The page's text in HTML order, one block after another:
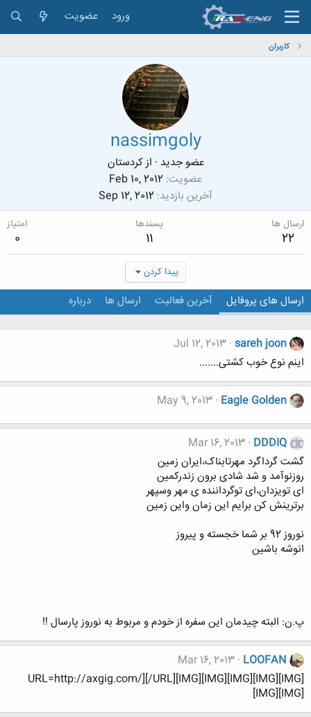
ورود عضویت
کاربران
nassimgoly
عضو جدید · ازكردستان
عضویت Feb 10, 2012
آخرین بازدید Sep 12, 2012
ارسال ها
22
پسندها
11
امتیاز
0
پیدا کردن
ارسال های پروفایل آخرین فعالیت ارسال ها درباره
sareh joon
Jul 12, 2013
اینم نوع خوب کشتی.......
Eagle Golden
May 9, 2013
DDDIQ
Mar 16, 2013
گشت گرداگرد مهرتابناک،ایران زمین
روزنوآمد و شد شادی برون زندرکمین
ای تویزدان،ای توگرداننده ی مهر وسپهر
برترینش کن برایم این زمان واین زمین
نوروز 92 بر شما خجسته و پیروز
انوشه باشین
پ.ن: البته چیدمان این سفره از خودم و مربوط به نوروز پارسال !!
LOOFAN
Mar 16, 2013
URL=http://axgig.com/][/URL][IMG][IMG][IMG][IMG][IMG]
[IMG][IMG]